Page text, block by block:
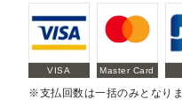
VISA Master Card
※支払回数は一括のみとなりま